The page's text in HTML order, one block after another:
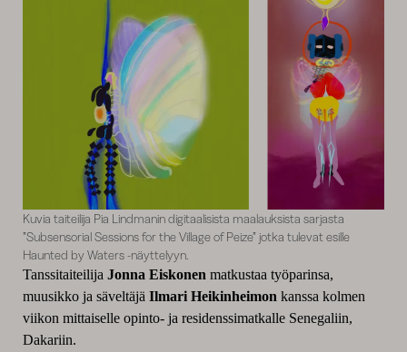
Kuvia taiteilija Pia Lindmanin digitaalisista maalauksista sarjasta
”Subsensorial Sessions for the Village of Peize” jotka tulevat esille
Haunted by Waters -näyttelyyn.
Tanssitaiteilija Jonna Eiskonen matkustaa työparinsa,
muusikko ja säveltäjä Ilmari Heikinheimon kanssa kolmen
viikon mittaiselle opinto- ja residenssimatkalle Senegaliin,
Dakariin.